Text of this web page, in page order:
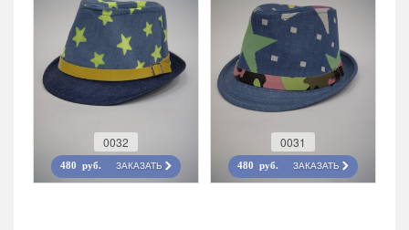
0032
480 руб. ЗАКАЗАТЬ
0031
480 руб. ЗАКАЗАТЬ